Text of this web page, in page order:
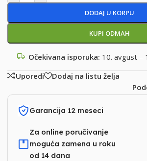
DODAJ U KORPU
KUPI ODMAH
Očekivana isporuka: 10. avgust –
Uporedi
Dodaj na listu želja
Garancija 12 meseci
Za online poručivanje
moguća zamena u roku
od 14 dana